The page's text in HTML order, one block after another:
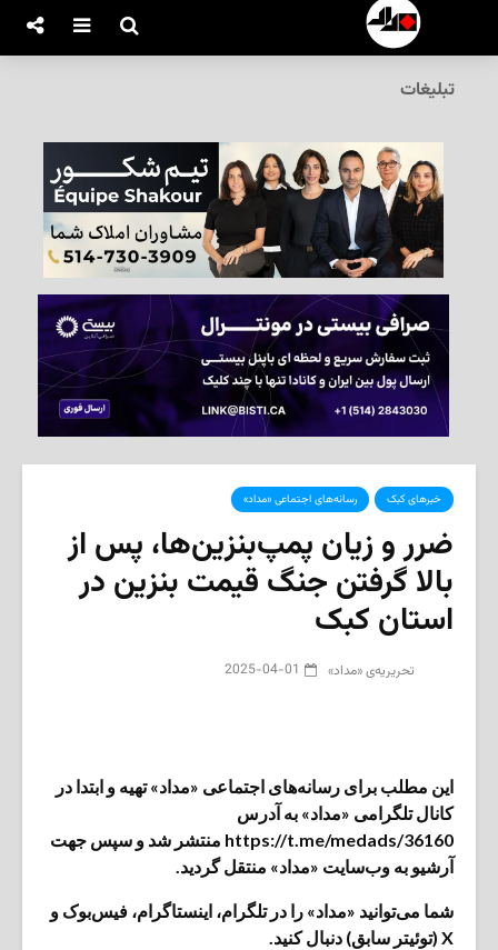
تبلیغات
خبرهای کبک رسانه‌های اجتماعی «مداد»
ضرر و زیان پمپ‌بنزین‌ها، پس از
بالا گرفتن جنگ قیمت بنزین در
استان کبک
تحریریه‌ی «مداد» 2025-04-01
این مطلب برای رسانه‌های اجتماعی «مداد» تهیه و ابتدا در
کانال تلگرامی «مداد» به آدرس
https://t.me/medads/36160 منتشر شد و سپس جهت
آرشیو به وب‌سایت «مداد» منتقل گردید.
شما می‌توانید «مداد» را در تلگرام، اینستاگرام، فیس‌بوک و
X (توئیتر سابق) دنبال کنید.